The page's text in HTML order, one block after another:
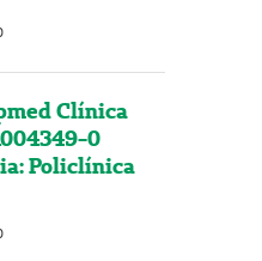
Clínica
0
Policlínica